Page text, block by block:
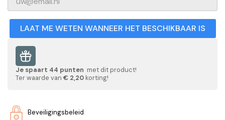
LAAT ME WETEN WANNEER HET BESCHIKBAAR IS
Je spaart 44 punten met dit product!
Ter waarde van € 2,20 korting!
Beveiligingsbeleid